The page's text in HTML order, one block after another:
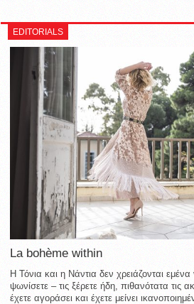
EDITORIALS
La bohème within
Η Τόνια και η Νάντια δεν χρειάζονται
ψωνίσετε – τις ξέρετε ήδη, πιθανότατα τις
έχετε αγοράσει και έχετε μείνει